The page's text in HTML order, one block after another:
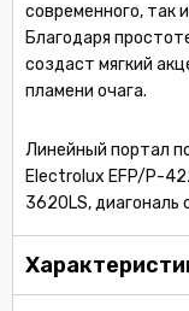
современного, так
Благодаря
создаст мягкий
пламени очага.
Линейный портал
Electrolux EFP/P-
3620LS,